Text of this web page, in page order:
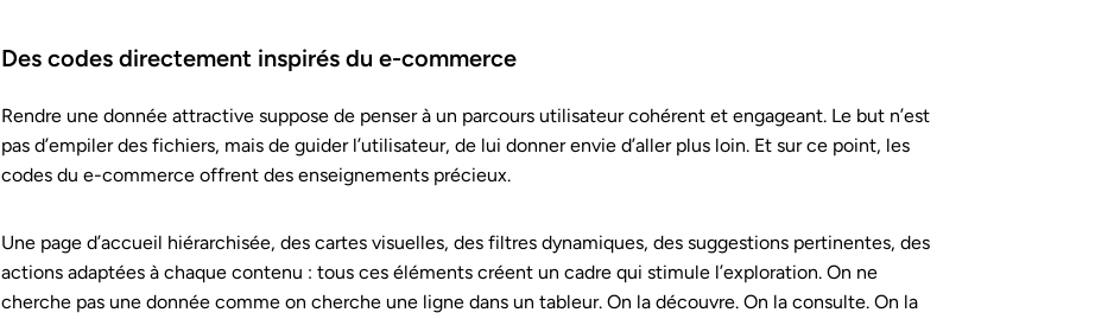
Des codes directement inspirés du e-commerce
Rendre une donnée attractive suppose de penser à un parcours utilisateur cohérent et engageant. Le but n’est
pas d’empiler des fichiers, mais de guider l’utilisateur, de lui donner envie d’aller plus loin. Et sur ce point, les
codes du e-commerce offrent des enseignements précieux.
Une page d’accueil hiérarchisée, des cartes visuelles, des filtres dynamiques, des suggestions pertinentes, des
actions adaptées à chaque contenu : tous ces éléments créent un cadre qui stimule l’exploration. On ne
cherche pas une donnée comme on cherche une ligne dans un tableur. On la découvre. On la consulte. On la